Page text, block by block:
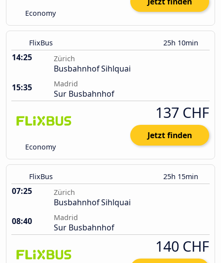
Economy
FlixBus 25h 10min
14:25 Zürich
Busbahnhof Sihlquai
15:35
Madrid
Sur Busbahnhof
Economy
137 CHF
Jetzt finden
FlixBus 25h 15min
07:25 Zürich
Busbahnhof Sihlquai
08:40
Madrid
Sur Busbahnhof
140 CHF